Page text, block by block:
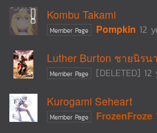
Kombu Takami
Member Page Pompkin 12
Luther Burton ชายนิร
Member Page [DELETED] 12
Kurogami Seheart
Member Page FrozenFroze